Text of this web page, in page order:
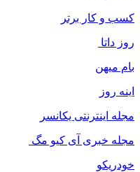
کسب و کار برتر
روز داتا
بام میهن
اینه روز
مجله اینترنتی یکانسر
مجله خبری آی کیو مگ
خودریکو